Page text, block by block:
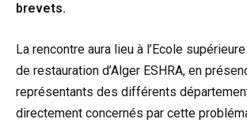
brevets.
La rencontre aura lieu à l’Ecole
de restauration d’Alger ESHRA, en
représentants des différents
directement concernés par cette